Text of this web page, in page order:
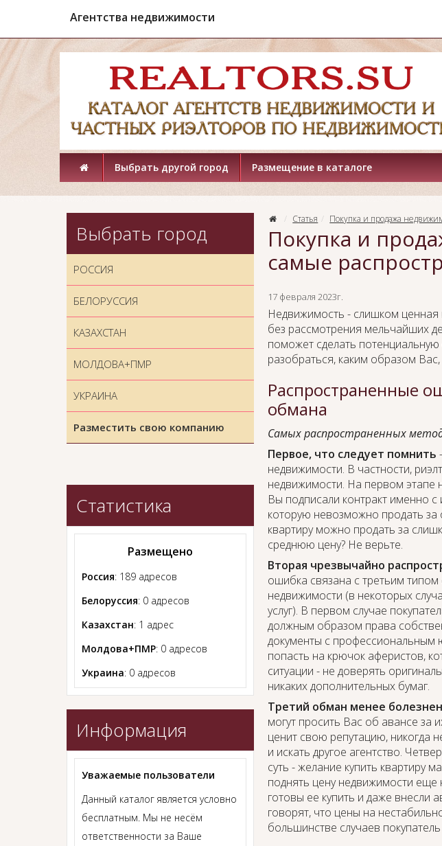
Агентства недвижимости
Выбрать другой город Размещение в каталоге
Статья Покупка и продажа
Покупка и
самые
17 февраля 2023г.
Недвижимость - слишком ценная
без рассмотрения мельчайших
поможет сделать
разобраться, каким образом
Распространенные
обмана
Самых распространенных
Первое, что следует помнить
недвижимости. В частности,
недвижимости. На первом этапе
Вы подписали контракт именно
которую невозможно продать за
квартиру можно продать за
среднюю цену? Не верьте.
Вторая чрезвычайно
ошибка связана с третьим
недвижимости (в некоторых
услуг). В первом случае
должным образом права
документы с профессиональным
попасть на крючок аферистов,
ситуации - не доверять
никаких дополнительных бумаг.
Третий обман менее
могут просить Вас об авансе за
ценит свою репутацию, никогда
и искать другое агентство.
суть - желание купить квартиру
поднять цену недвижимости
готовы ее купить и даже внесли
говорят, что цены на
большинстве случаев
Выбрать город
РОССИЯ
БЕЛОРУССИЯ
КАЗАХСТАН
МОЛДОВА+ПМР
УКРАИНА
Разместить свою компанию
Статистика
Размещено
Россия: 189 адресов
Белоруссия: 0 адресов
Казахстан: 1 адрес
Молдова+ПМР: 0 адресов
Украина: 0 адресов
Информация
Уважаемые пользователи
Данный каталог является условно
бесплатным. Мы не несём
ответственности за Ваше